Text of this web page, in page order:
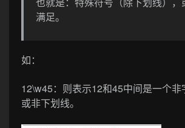
满足。
如：
12\w45：则表示12和45中间是一个非
或非下划线。